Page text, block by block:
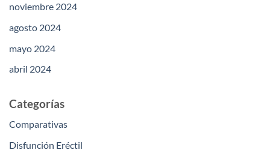
noviembre 2024
agosto 2024
mayo 2024
abril 2024
Categorías
Comparativas
Disfunción Eréctil